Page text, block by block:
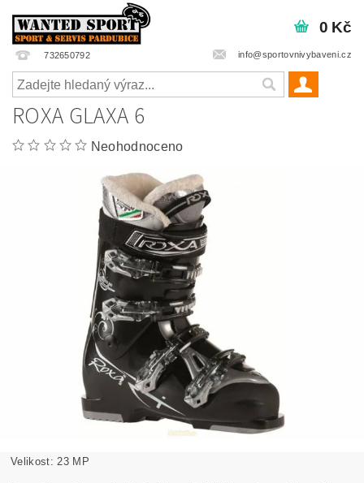
732650792 info@sportovnivybaveni.cz
0 Kč
ROXA GLAXA 6
Neohodnoceno
Velikost: 23 MP